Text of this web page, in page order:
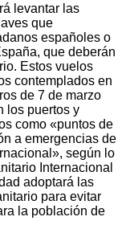
levantar las
que
españoles o
que deberán
Estos vuelos
contemplados en
de 7 de marzo
los puertos y
como «puntos de
a emergencias de
según lo
Internacional
adoptará las
para evitar
la población de